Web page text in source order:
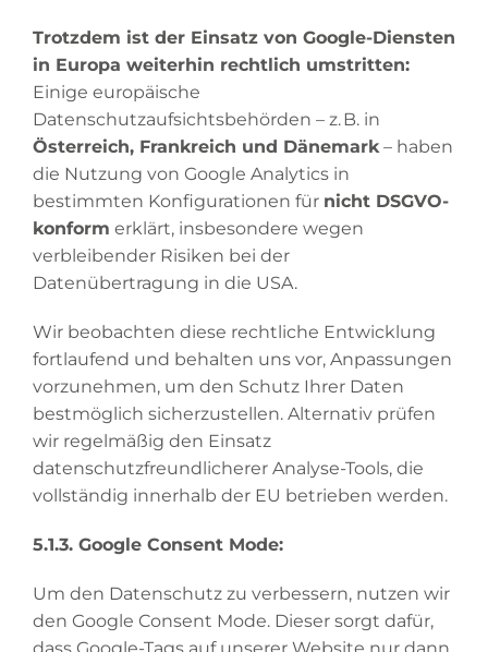
Trotzdem ist der Einsatz von Google-Diensten
in Europa weiterhin rechtlich umstritten:
Einige europäische
Datenschutzaufsichtsbehörden – z. B. in
Österreich, Frankreich und Dänemark – haben
die Nutzung von Google Analytics in
bestimmten Konfigurationen für nicht DSGVO-
konform erklärt, insbesondere wegen
verbleibender Risiken bei der
Datenübertragung in die USA.
Wir beobachten diese rechtliche Entwicklung
fortlaufend und behalten uns vor, Anpassungen
vorzunehmen, um den Schutz Ihrer Daten
bestmöglich sicherzustellen. Alternativ prüfen
wir regelmäßig den Einsatz
datenschutzfreundlicherer Analyse-Tools, die
vollständig innerhalb der EU betrieben werden.
5.1.3. Google Consent Mode:
Um den Datenschutz zu verbessern, nutzen wir
den Google Consent Mode. Dieser sorgt dafür,
dass Google-Tags auf unserer Website nur dann